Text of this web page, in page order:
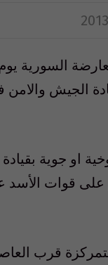
السورية
الجيش
او جوية بقيادة
قوات الأسد
قرب